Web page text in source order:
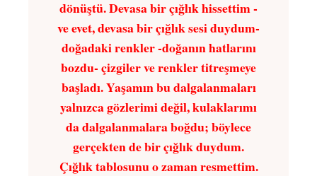
dönüştü. Devasa bir çığlık hissettim -
ve evet, devasa bir çığlık sesi duydum-
doğadaki renkler -doğanın hatlarını
bozdu- çizgiler ve renkler titreşmeye
başladı. Yaşamın bu dalgalanmaları
yalnızca gözlerimi değil, kulaklarımı
da dalgalanmalara boğdu; böylece
gerçekten de bir çığlık duydum.
Çığlık tablosunu o zaman resmettim.